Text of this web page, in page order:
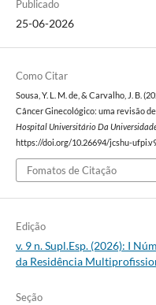
Publicado
25-06-2026
Como Citar
Sousa, Y. L. M. de, & Carvalho, J. B.
Câncer Ginecológico: uma revisão
Hospital Universitário Da
https://doi.org/10.26694/jcshu-
Fomatos de Citação
Edição
v. 9 n. Supl.Esp. (2026): I
da Residência
Seção